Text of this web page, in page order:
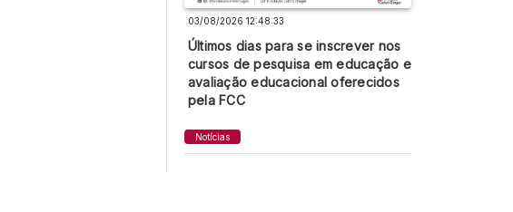
03/08/2026 12:48:33
Últimos dias para se inscrever nos
cursos de pesquisa em educação e
avaliação educacional oferecidos
pela FCC
Notícias